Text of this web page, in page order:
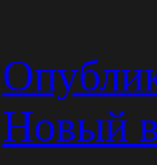
Новый